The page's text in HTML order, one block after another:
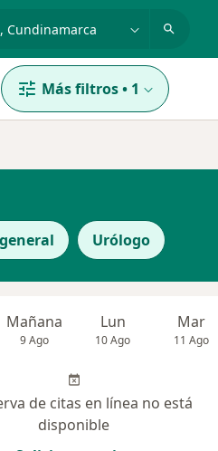
Más filtros• 1
Urólogo
Mañana
9 Ago
Lun
10 Ago
Mar
11 Ago
de citas en línea no está
disponible